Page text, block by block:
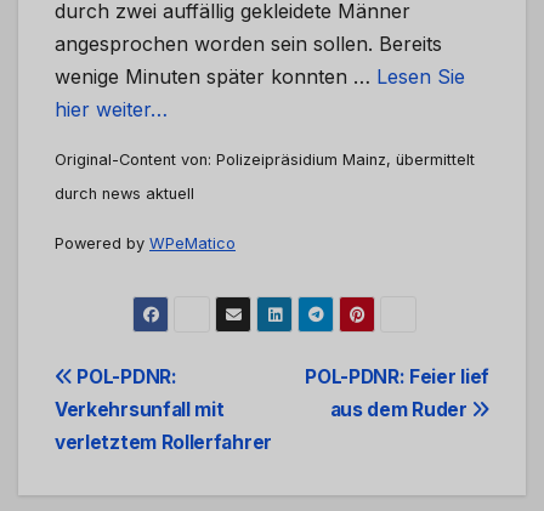
durch zwei auffällig gekleidete Männer
angesprochen worden sein sollen. Bereits
wenige Minuten später konnten … Lesen Sie
hier weiter…
Original-Content von: Polizeipräsidium Mainz, übermittelt
durch news aktuell
Powered by WPeMatico
Beitrags-
Navigation
POL-PDNR: Feier lief
aus dem Ruder
POL-PDNR:
Verkehrsunfall mit
verletztem Rollerfahrer